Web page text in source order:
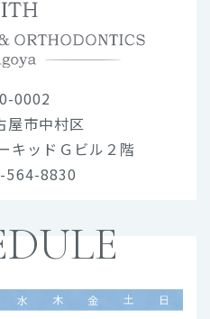
0002
屋市中村区
キッドＧビル２階
564-8830